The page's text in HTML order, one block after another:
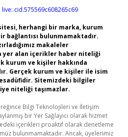
live:.cid.575569c608265c69
herhangi bir marka, kurum
bağlantısı bulunmamaktadır.
makaleler
yer alan içerikler haber niteliği
kurum ve kişiler hakkında
Gerçek kurum ve kişiler ile isim
Sitemizdeki bilgiler
niteliği taşımazlar.
Bilgi Teknolojileri ve İletişim
bir Yer Sağlayıcı olarak hizmet
içerikleri proaktif olarak denetleme
bulunmamaktadır. Ancak, üyelerimiz